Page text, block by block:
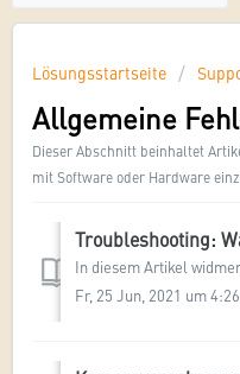
Lösungsstartseite
Allgemeine
Dieser Abschnitt beinhaltet
mit Software oder Hardware
Troubleshooting:
Fr, 25 Jun, 2021 um